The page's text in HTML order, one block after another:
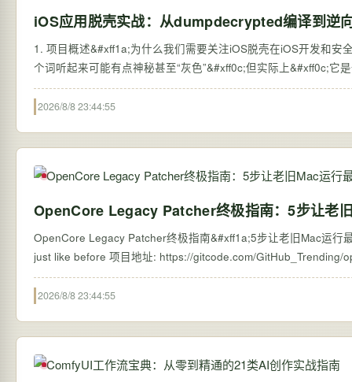
iOS应用脱壳实战：从dumpdecrypted编译到逆
1. 项目概述&#xff1a;为什么我们需要关注iOS脱壳在iOS开发和安
个词听起来可能有点神秘甚至“灰色”&#xff0c;但实际上&#xff0c;
2026/8/8 23:44:55
OpenCore Legacy Patcher终极指南：5步让老
OpenCore Legacy Patcher终极指南&#xff1a;5步让老旧Mac运
2026/8/8 23:44:55